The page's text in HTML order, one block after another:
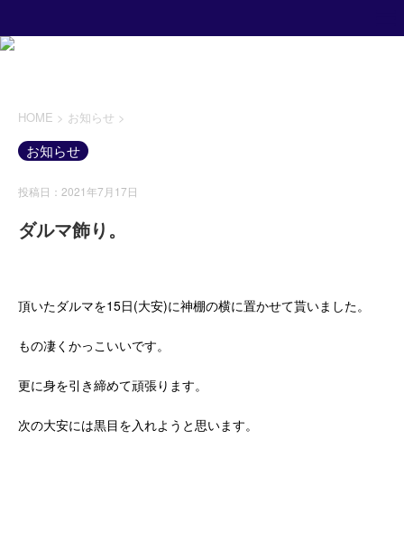
HOME > お知らせ >
お知らせ
投稿日：2021年7月17日
ダルマ飾り。
頂いたダルマを15日(大安)に神棚の横に置かせて貰いました。
もの凄くかっこいいです。
更に身を引き締めて頑張ります。
次の大安には黒目を入れようと思います。